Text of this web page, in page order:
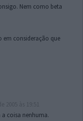
Nem como beta
em consideração que
a coisa nenhuma.